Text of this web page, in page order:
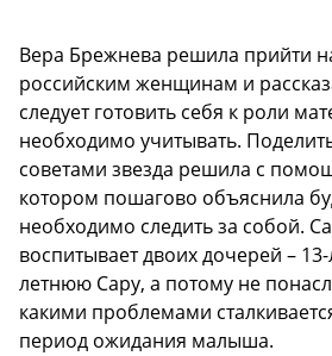
Вера Брежнева решила прийти
российским женщинам и
следует готовить себя к роли
необходимо учитывать.
советами звезда решила с
котором пошагово объяснила
необходимо следить за собой.
воспитывает двоих дочерей –
летнюю Сару, а потому не
какими проблемами
период ожидания малыша.